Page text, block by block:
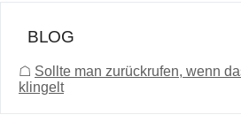
BLOG
☖ Sollte man zurückrufen, wenn
klingelt